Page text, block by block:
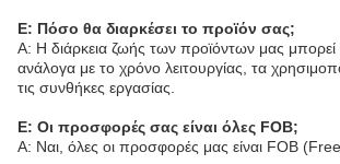
Ε: Πόσο θα διαρκέσει το προϊόν σας;
Α: Η διάρκεια ζωής των προϊόντων μας μπορεί
ανάλογα με το χρόνο λειτουργίας, τα
τις συνθήκες εργασίας.
Ε: Οι προσφορές σας είναι όλες FOB;
Α: Ναι, όλες οι προσφορές μας είναι FOB